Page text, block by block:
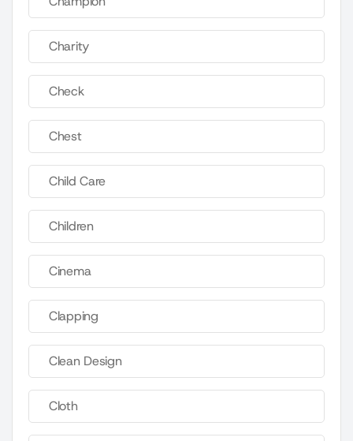
Charity
Check
Chest
Child Care
Children
Cinema
Clapping
Clean Design
Cloth